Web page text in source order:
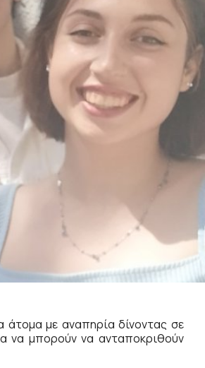
με αναπηρία δίνοντας σε
να μπορούν να ανταποκριθούν